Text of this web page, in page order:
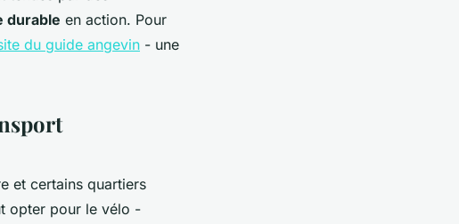
durable en action. Pour
du guide angevin - une
et certains quartiers
opter pour le vélo -